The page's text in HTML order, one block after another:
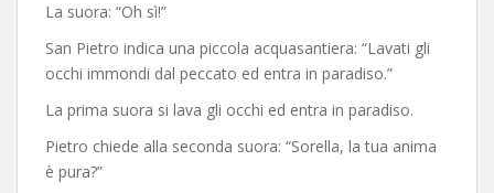
La suora: “Oh sì!”
San Pietro indica una piccola acquasantiera: “Lavati gli
occhi immondi dal peccato ed entra in paradiso.”
La prima suora si lava gli occhi ed entra in paradiso.
Pietro chiede alla seconda suora: “Sorella, la tua anima
è pura?”